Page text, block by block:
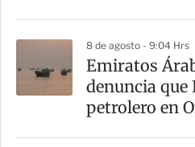
8 de agosto - 9:04 Hrs
Emiratos
denuncia que
petrolero en